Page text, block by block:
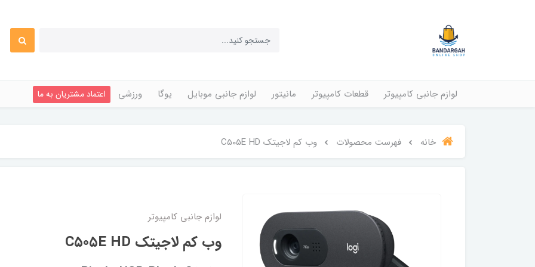
لوازم جانبی کامپیوتر قطعات کامپیوتر مانیتور لوازم جانبی موبایل یوگا ورزشی اعتماد مشتریان به ما
خانه فهرست محصولات وب کم لاجیتک C۵۰۵E HD
لوازم جانبی کامپیوتر
وب کم لاجیتک C۵۰۵E HD